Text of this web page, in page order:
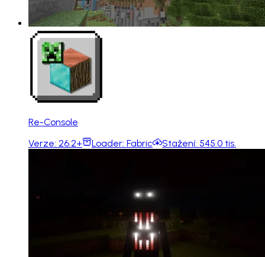
Re-Console
Verze: 26.2+ Loader: Fabric Stažení: 545.0 tis.